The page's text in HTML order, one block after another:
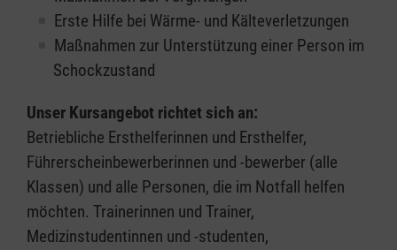
Erste Hilfe bei Wärme- und Kälteverletzungen
Maßnahmen zur Unterstützung einer Person im
Schockzustand
Unser Kursangebot richtet sich an:
Betriebliche Ersthelferinnen und Ersthelfer,
Führerscheinbewerberinnen und -bewerber (alle
Klassen) und alle Personen, die im Notfall helfen
möchten. Trainerinnen und Trainer,
Medizinstudentinnen und -studenten,